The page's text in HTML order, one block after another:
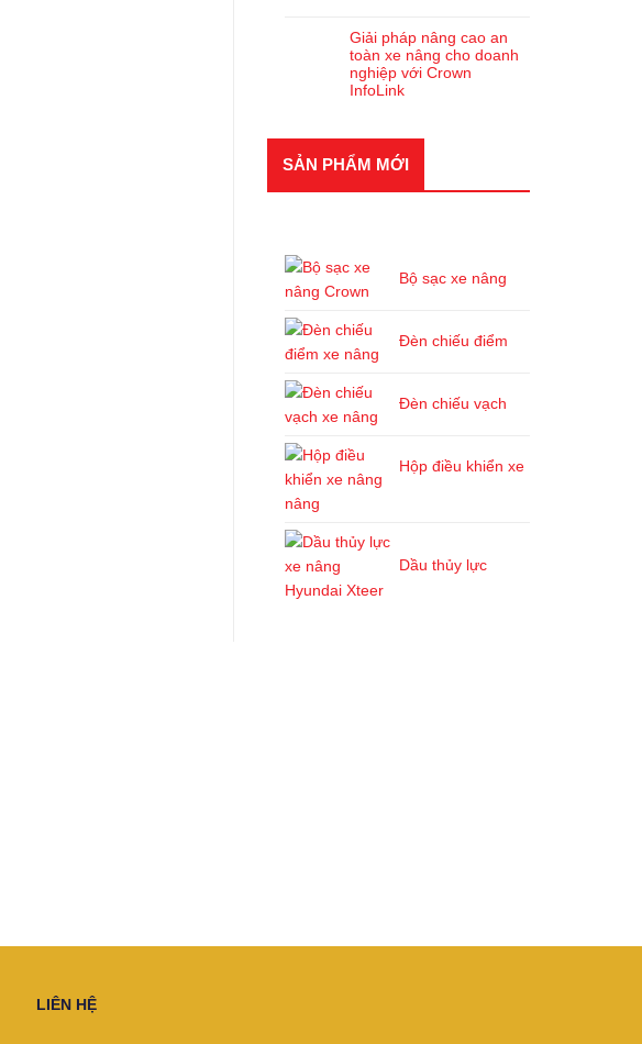
Giải pháp nâng cao an
toàn xe nâng cho doanh
nghiệp với Crown
InfoLink
SẢN PHẨM MỚI
Bộ sạc xe nâng
Đèn chiếu điểm
Đèn chiếu vạch
Hộp điều khiển xe
nâng
Dầu thủy lực
LIÊN HỆ